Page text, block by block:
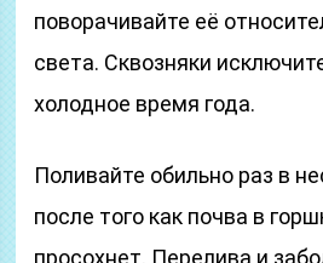
поворачивайте её
света. Сквозняки
холодное время года.
Поливайте обильно раз в
после того как почва в
просохнет. Перелива и